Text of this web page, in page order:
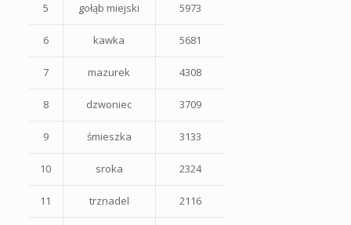
5 gołąb miejski 5973
6 kawka 5681
7 mazurek 4308
8 dzwoniec 3709
9 śmieszka 3133
10 sroka 2324
11 trznadel 2116